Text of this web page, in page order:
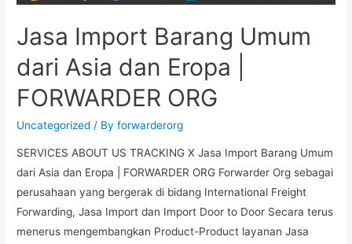
Jasa Import Barang Umum
dari Asia dan Eropa |
FORWARDER ORG
Uncategorized / Byforwarderorg
SERVICES ABOUT US TRACKING X Jasa Import Barang Umum
dari Asia dan Eropa | FORWARDER ORG Forwarder Org sebagai
perusahaan yang bergerak di bidang International Freight
Forwarding, Jasa Import dan Import Door to Door Secara terus
menerus mengembangkan Product-Product layanan Jasa